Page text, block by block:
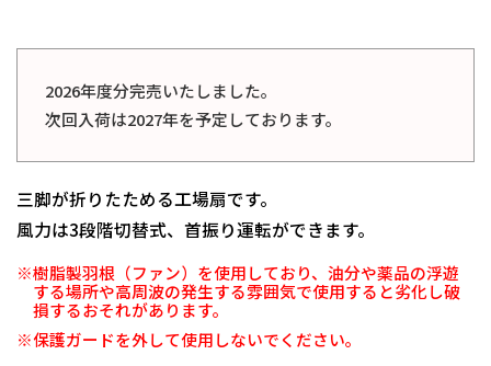
2026年度分完売いたしました。
次回入荷は2027年を予定しております。
三脚が折りたためる工場扇です。
風力は3段階切替式、首振り運転ができます。
※樹脂製羽根（ファン）を使用しており、油分や薬品の浮遊
する場所や高周波の発生する雰囲気で使用すると劣化し破
損するおそれがあります。
※保護ガードを外して使用しないでください。